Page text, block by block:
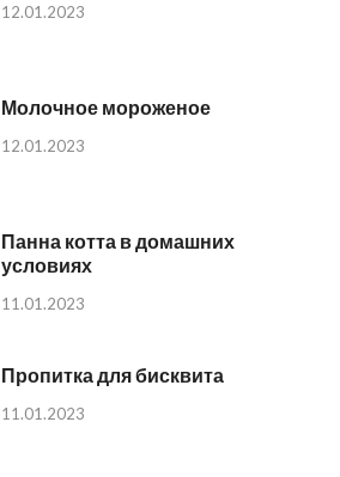
12.01.2023
Молочное мороженое
12.01.2023
Панна котта в домашних
условиях
11.01.2023
Пропитка для бисквита
11.01.2023